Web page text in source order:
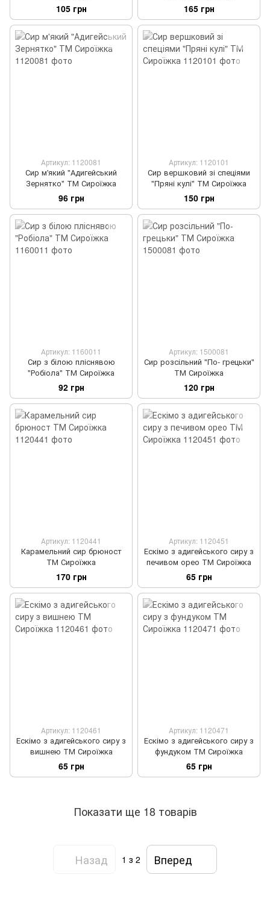
105 грн 165 грн
Артикул: 1120081
Сир м'який "Адигейський
Зернятко" ТМ Сироїжка
96 грн
Артикул: 1120101
Сир вершковий зі спеціями
"Пряні кулі" ТМ Сироїжка
150 грн
Артикул: 1160011
Сир з білою пліснявою
"Робіола" ТМ Сироїжка
92 грн
Артикул: 1500081
Сир розсільний "По- грецьки"
ТМ Сироїжка
120 грн
Артикул: 1120441
Карамельний сир брюност
ТМ Сироїжка
170 грн
Артикул: 1120451
Ескімо з адигейського сиру з
печивом орео ТМ Сироїжка
65 грн
Артикул: 1120461
Ескімо з адигейського сиру з
вишнею ТМ Сироїжка
65 грн
Артикул: 1120471
Ескімо з адигейського сиру з
фундуком ТМ Сироїжка
65 грн
Показати ще 18 товарів
Назад 1 з 2 Вперед